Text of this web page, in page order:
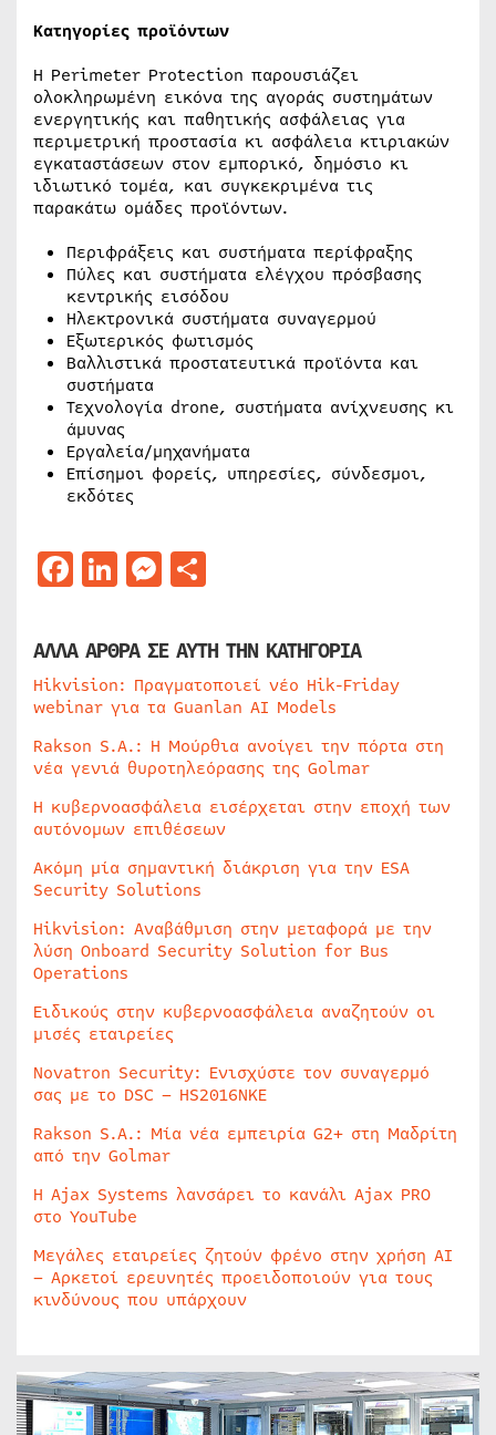
Κατηγορίες προϊόντων
Η Perimeter Protection παρουσιάζει
ολοκληρωμένη εικόνα της αγοράς συστημάτων
ενεργητικής και παθητικής ασφάλειας για
περιμετρική προστασία κι ασφάλεια κτιριακών
εγκαταστάσεων στον εμπορικό, δημόσιο κι
ιδιωτικό τομέα, και συγκεκριμένα τις
παρακάτω ομάδες προϊόντων.
Περιφράξεις και συστήματα περίφραξης
Πύλες και συστήματα ελέγχου πρόσβασης
κεντρικής εισόδου
Ηλεκτρονικά συστήματα συναγερμού
Εξωτερικός φωτισμός
Βαλλιστικά προστατευτικά προϊόντα και
συστήματα
Τεχνολογία drone, συστήματα ανίχνευσης κι
άμυνας
Εργαλεία/μηχανήματα
Επίσημοι φορείς, υπηρεσίες, σύνδεσμοι,
εκδότες
Facebook
LinkedIn
Messenger
ΑΛΛΑ ΑΡΘΡΑ ΣΕ ΑΥΤΗ ΤΗΝ ΚΑΤΗΓΟΡΙΑ
Hikvision: Πραγματοποιεί νέο Hik-Friday
webinar για τα Guanlan AI Models
Rakson S.A.: Η Μούρθια ανοίγει την πόρτα στη
νέα γενιά θυροτηλεόρασης της Golmar
Η κυβερνοασφάλεια εισέρχεται στην εποχή των
αυτόνομων επιθέσεων
Ακόμη μία σημαντική διάκριση για την ESA
Security Solutions
Hikvision: Αναβάθμιση στην μεταφορά με την
λύση Onboard Security Solution for Bus
Operations
Ειδικούς στην κυβερνοασφάλεια αναζητούν οι
μισές εταιρείες
Novatron Security: Ενισχύστε τον συναγερμό
σας με το DSC – HS2016NKE
Rakson S.A.: Μία νέα εμπειρία G2+ στη Μαδρίτη
από την Golmar
Η Ajax Systems λανσάρει το κανάλι Ajax PRO
στο YouTube
Μεγάλες εταιρείες ζητούν φρένο στην χρήση AI
– Αρκετοί ερευνητές προειδοποιούν για τους
κινδύνους που υπάρχουν